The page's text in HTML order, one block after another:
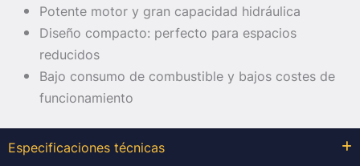
Potente motor y gran capacidad hidráulica
Diseño compacto: perfecto para espacios
reducidos
Bajo consumo de combustible y bajos costes de
funcionamiento
Especificaciones técnicas